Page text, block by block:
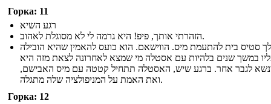
Горка: 11
רגע השיא
הזהרתי אותך, פיפ! היא גרמה לי לא מסוגלת לאהוב.
סטיס בית להתעמת מיס. הווישאם. הוא כועס להאמין שהיא הובילה
במשך שנים בלהיות עם אסטלה מי שמצא לאחרונה לצאת מזה היא
לגבר אחר. ברגע שיש, האסטלה תתחיל קטטה עם מיס האבישם,
ואת האמת על המניפולציה שלה מתגלה.
Горка: 12